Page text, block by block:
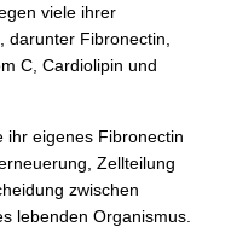
viele ihrer
darunter Fibronectin,
C, Cardiolipin und
ihr eigenes Fibronectin
Zellteilung
zwischen
lebenden Organismus.